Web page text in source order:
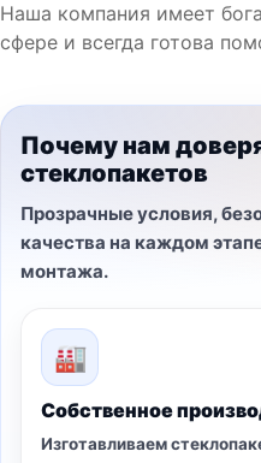
Наша компания имеет
сфере и всегда готова
Почему нам
стеклопакетов
Прозрачные условия,
качества на каждом
монтажа.
🏭
Собственное
Изготавливаем